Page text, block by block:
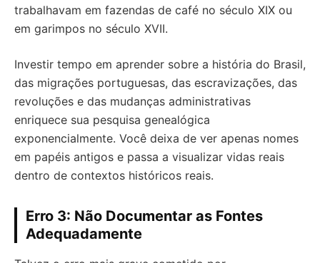
trabalhavam em fazendas de café no século XIX ou
em garimpos no século XVII.
Investir tempo em aprender sobre a história do Brasil,
das migrações portuguesas, das escravizações, das
revoluções e das mudanças administrativas
enriquece sua pesquisa genealógica
exponencialmente. Você deixa de ver apenas nomes
em papéis antigos e passa a visualizar vidas reais
dentro de contextos históricos reais.
Erro 3: Não Documentar as Fontes
Adequadamente